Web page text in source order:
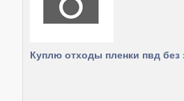
Куплю отходы пленки пвд без